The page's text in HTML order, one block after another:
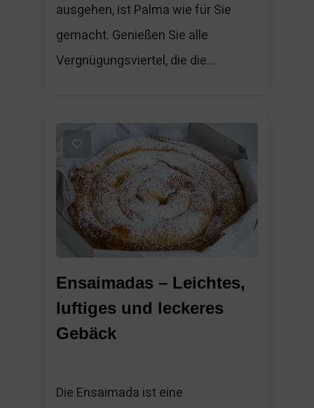
ausgehen, ist Palma wie für Sie
gemacht. Genießen Sie alle
Vergnügungsviertel, die die...
1
Ensaimadas – Leichtes,
luftiges und leckeres
Gebäck
Die Ensaimada ist eine